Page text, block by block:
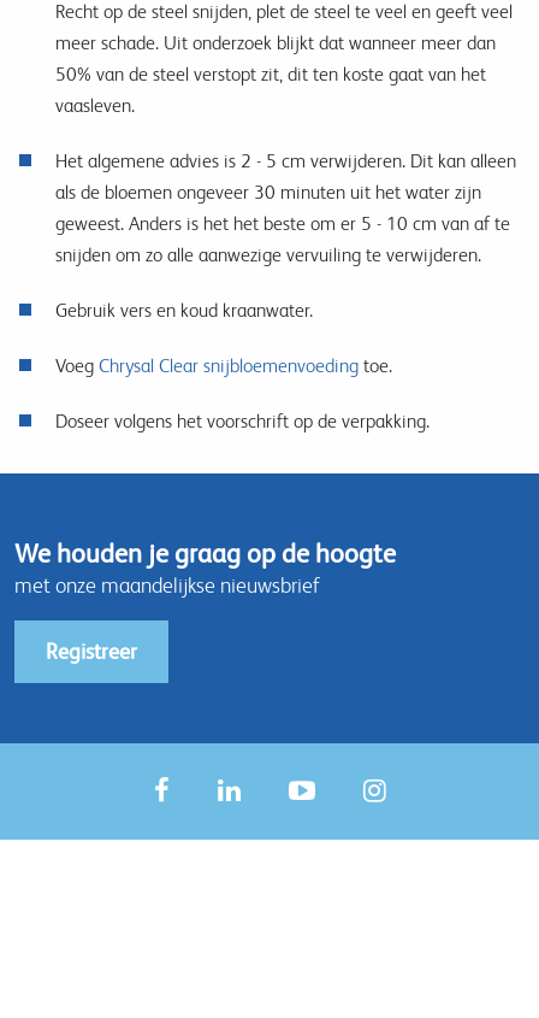
Recht op de steel snijden, plet de steel te veel en geeft veel
meer schade. Uit onderzoek blijkt dat wanneer meer dan
50% van de steel verstopt zit, dit ten koste gaat van het
vaasleven.
Het algemene advies is 2 - 5 cm verwijderen. Dit kan alleen
als de bloemen ongeveer 30 minuten uit het water zijn
geweest. Anders is het het beste om er 5 - 10 cm van af te
snijden om zo alle aanwezige vervuiling te verwijderen.
Gebruik vers en koud kraanwater.
Voeg Chrysal Clear snijbloemenvoeding toe.
Doseer volgens het voorschrift op de verpakking.
We houden je graag op de hoogte
met onze maandelijkse nieuwsbrief
Registreer